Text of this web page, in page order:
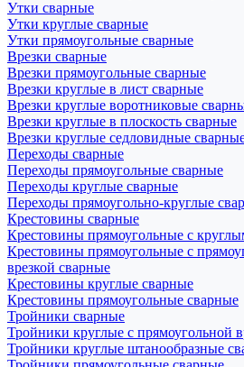
Утки сварные
Утки круглые сварные
Утки прямоугольные сварные
Врезки сварные
Врезки прямоугольные сварные
Врезки круглые в лист сварные
Врезки круглые воротниковые
Врезки круглые в плоскость сварные
Врезки круглые седловидные
Переходы сварные
Переходы прямоугольные сварные
Переходы круглые сварные
Переходы прямоугольно-круглые
Крестовины сварные
Крестовины прямоугольные с
Крестовины прямоугольные с
врезкой сварные
Крестовины круглые сварные
Крестовины прямоугольные сварные
Тройники сварные
Тройники круглые с прямоугольной
Тройники круглые штанообразные